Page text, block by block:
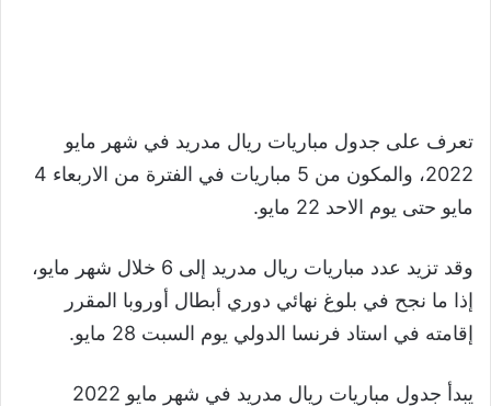
تعرف على جدول مباريات ريال مدريد في شهر مايو
2022، والمكون من 5 مباريات في الفترة من الاربعاء 4
مايو حتى يوم الاحد 22 مايو.
وقد تزيد عدد مباريات ريال مدريد إلى 6 خلال شهر مايو،
إذا ما نجح في بلوغ نهائي دوري أبطال أوروبا المقرر
إقامته في استاد فرنسا الدولي يوم السبت 28 مايو.
يبدأ جدول مباريات ريال مدريد في شهر مايو 2022